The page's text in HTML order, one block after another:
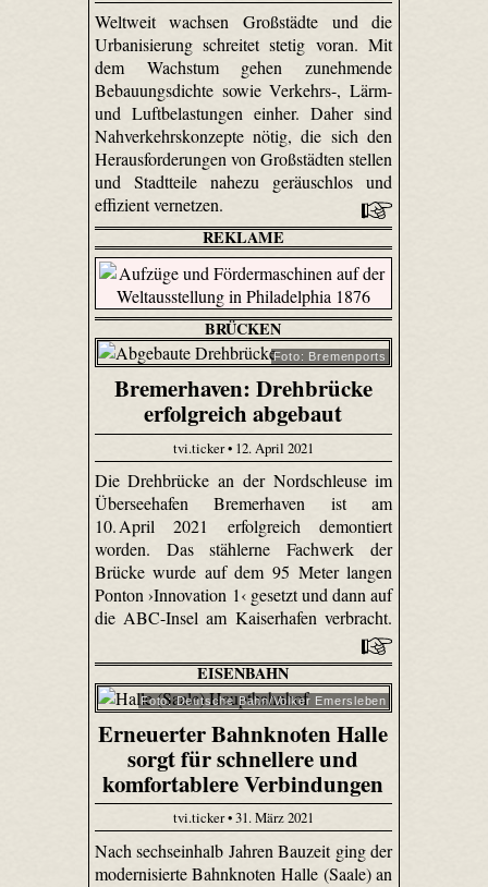
Weltweit wachsen Großstädte und die
Urbanisierung schreitet stetig voran. Mit
dem Wachstum gehen zunehmende
Bebauungsdichte sowie Verkehrs-, Lärm-
und Luftbelastungen einher. Daher sind
Nahverkehrskonzepte nötig, die sich den
Herausforderungen von Großstädten stellen
und Stadtteile nahezu geräuschlos und
effizient vernetzen.
REKLAME
BRÜCKEN
Foto: Bremenports
Bremerhaven: Drehbrücke
erfolgreich abgebaut
tvi.ticker • 12. April 2021
Die Drehbrücke an der Nordschleuse im
Überseehafen Bremerhaven ist am
10. April 2021 erfolgreich demontiert
worden. Das stählerne Fachwerk der
Brücke wurde auf dem 95 Meter langen
Ponton ›Innovation 1‹ gesetzt und dann auf
die ABC-Insel am Kaiserhafen verbracht.
EISENBAHN
Foto: Deutsche Bahn/Volker Emersleben
Erneuerter Bahnknoten Halle
sorgt für schnellere und
komfortablere Verbindungen
tvi.ticker • 31. März 2021
Nach sechseinhalb Jahren Bauzeit ging der
modernisierte Bahnknoten Halle (Saale) an